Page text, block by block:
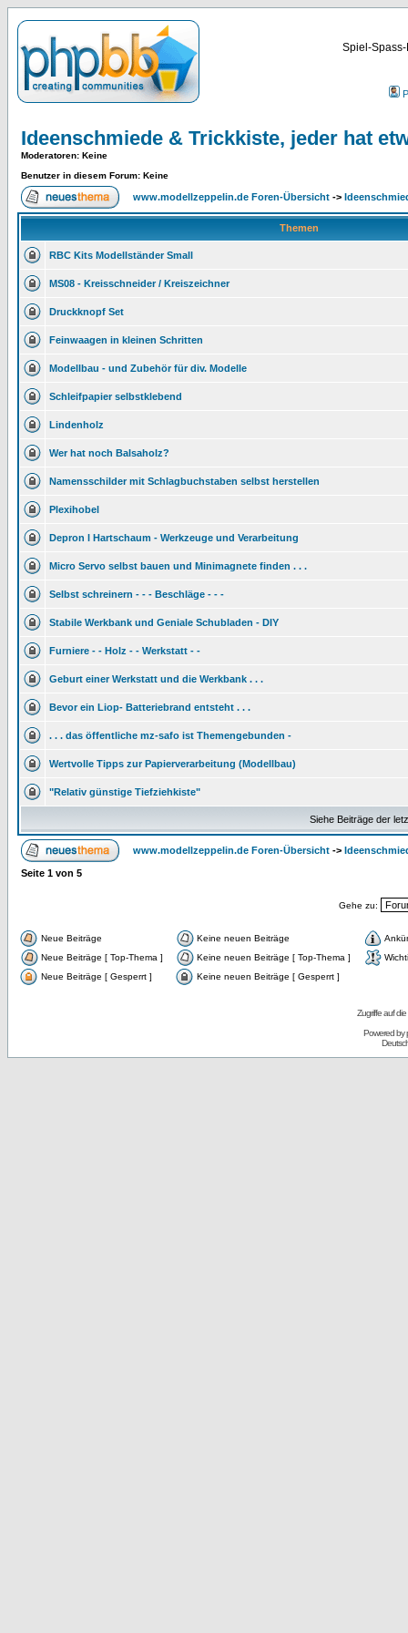
Spiel-
Ideenschmiede & Trickkiste, jeder hat
Moderatoren: Keine
Benutzer in diesem Forum: Keine
www.modellzeppelin.de Foren-Übersicht ->
Themen
RBC Kits Modellständer Small
MS08 - Kreisschneider / Kreiszeichner
Druckknopf Set
Feinwaagen in kleinen Schritten
Modellbau - und Zubehör für div. Modelle
Schleifpapier selbstklebend
Lindenholz
Wer hat noch Balsaholz?
Namensschilder mit Schlagbuchstaben selbst herstellen
Plexihobel
Depron l Hartschaum - Werkzeuge und Verarbeitung
Micro Servo selbst bauen und Minimagnete finden . . .
Selbst schreinern - - - Beschläge - - -
Stabile Werkbank und Geniale Schubladen - DIY
Furniere - - Holz - - Werkstatt - -
Geburt einer Werkstatt und die Werkbank . . .
Bevor ein Liop- Batteriebrand entsteht . . .
. . . das öffentliche mz-safo ist Themengebunden -
Wertvolle Tipps zur Papierverarbeitung (Modellbau)
"Relativ günstige Tiefziehkiste"
Siehe Beiträge der
www.modellzeppelin.de Foren-Übersicht ->
Seite 1 von 5
Gehe zu:
Neue Beiträge Keine neuen Beiträge
Neue Beiträge [ Top-Thema ]
Keine neuen Beiträge [ Top-Thema ]
Neue Beiträge [ Gesperrt ]
Keine neuen Beiträge [ Gesperrt ]
Zugriffe auf
Powered by